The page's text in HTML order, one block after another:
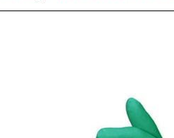
Gants jetables
Combinaisons jetables